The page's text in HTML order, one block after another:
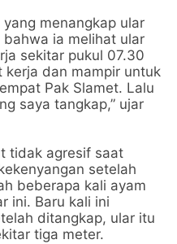
menangkap ular
ia melihat ular
sekitar pukul 07.30
kerja dan mampir untuk
Pak Slamet. Lalu
saya tangkap,” ujar
tidak agresif saat
setelah
beberapa kali ayam
ini. Baru kali ini
ditangkap, ular itu
tiga meter.